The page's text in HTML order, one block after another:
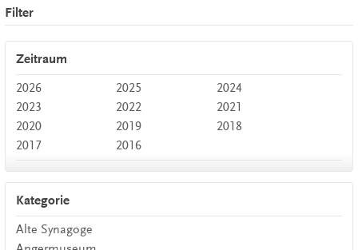
Filter
Zeitraum
2026 2025
2024
2023
2022
2021
2020
2019
2018
2017
2016
Kategorie
Alte Synagoge